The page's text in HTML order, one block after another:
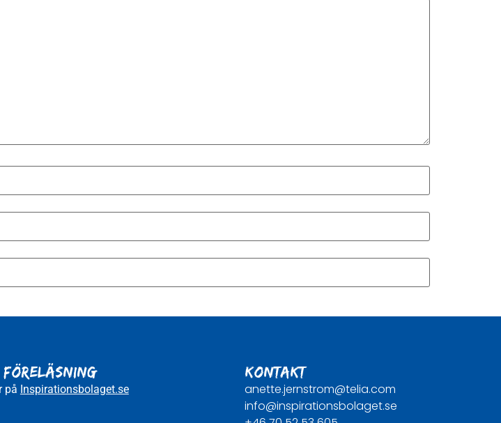
på Inspirationsbolaget.se
KONTAKT
anette.jernstrom@telia.com
info@inspirationsbolaget.se